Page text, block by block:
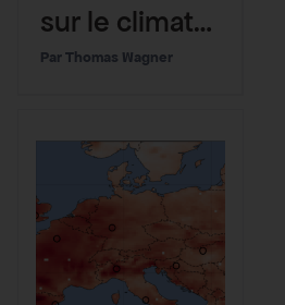
sur le climat
n’a jamais été
Thomas Wagner